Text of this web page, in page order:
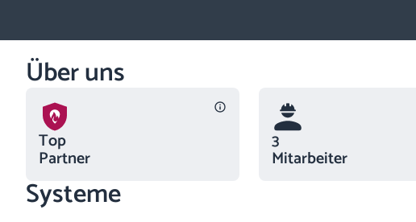
Über uns
Top
Partner
3
Mitarbeiter
Systeme